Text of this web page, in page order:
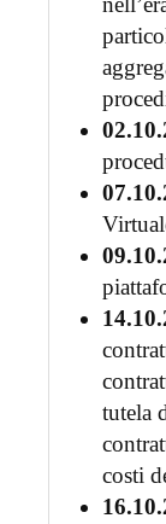
tutela
costi